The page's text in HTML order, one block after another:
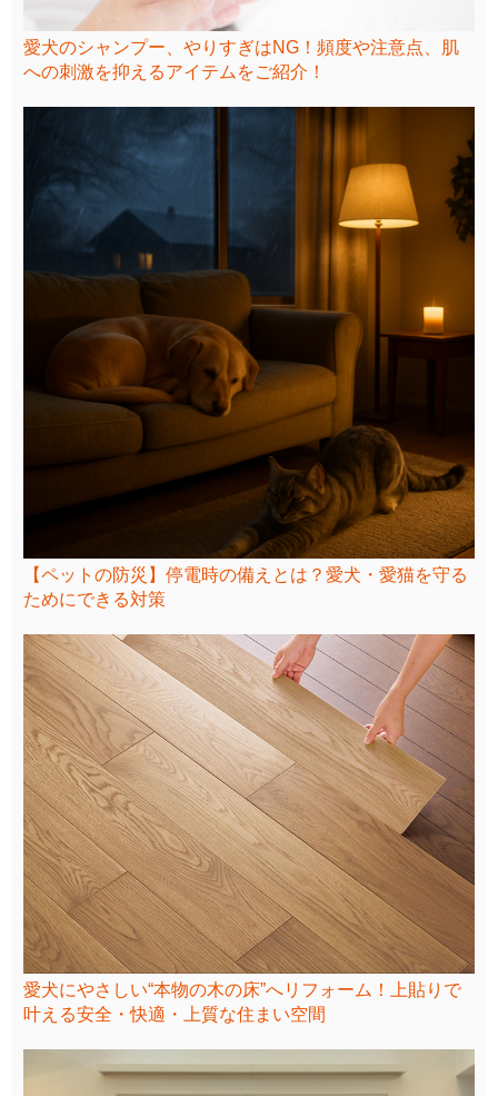
愛犬のシャンプー、やりすぎはNG！頻度や注意点、肌
への刺激を抑えるアイテムをご紹介！
【ペットの防災】停電時の備えとは？愛犬・愛猫を守る
ためにできる対策
愛犬にやさしい“本物の木の床”へリフォーム！上貼りで
叶える安全・快適・上質な住まい空間